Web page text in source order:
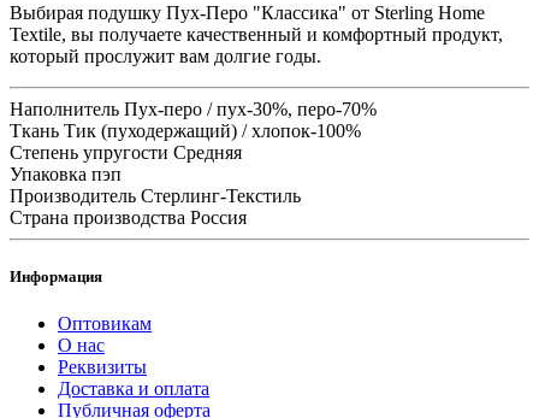
Выбирая подушку Пух-Перо "Классика" от Sterling Home
Textile, вы получаете качественный и комфортный продукт,
который прослужит вам долгие годы.
Наполнитель Пух-перо / пух-30%, перо-70%
Ткань Тик (пуходержащий) / хлопок-100%
Степень упругости Средняя
Упаковка пэп
Производитель Стерлинг-Текстиль
Страна производства Россия
Информация
Оптовикам
О нас
Реквизиты
Доставка и оплата
Публичная оферта